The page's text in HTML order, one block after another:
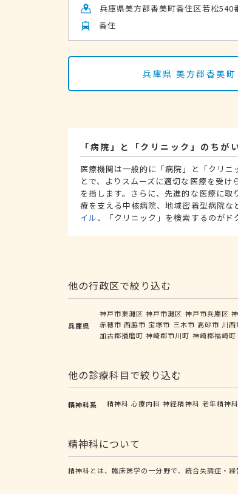
兵庫県美方郡香美町香住区若松540
香住
兵庫県 美方郡香美
「病院」と「クリニック」のちが
医療機関は一般的に「病院」と「クリ
とで、よりスムーズに適切な医療を受
を指します。さらに、先進的な医療に
療を支える中核病院、地域密着型病院な
イル、「クリニック」を検索するのがド
他の行政区で絞り込む
兵庫県
神戸市東灘区 神戸市灘区 神戸市兵庫区
赤穂市 西脇市 宝塚市 三木市 高砂市 川西
加古郡播磨町 神崎郡市川町 神崎郡福崎町
他の診療科目で絞り込む
精神科系 精神科 心療内科 神経精神科 老年精神科
精神科について
精神科とは、臨床医学の一分野で、統合失調症・